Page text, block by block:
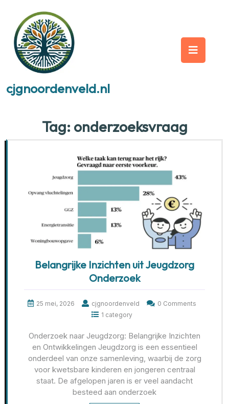
content
cjgnoordenveld.nl
Tag:onderzoeksvraag
Belangrijke Inzichten uit Jeugdzorg
Onderzoek
25 mei, 2026 cjgnoordenveld
0 Comments
1 category
Onderzoek naar Jeugdzorg: Belangrijke Inzichten
en Ontwikkelingen Jeugdzorg is een essentieel
onderdeel van onze samenleving, waarbij de zorg
voor kwetsbare kinderen en jongeren centraal
staat. De afgelopen jaren is er veel aandacht
besteed aan onderzoek